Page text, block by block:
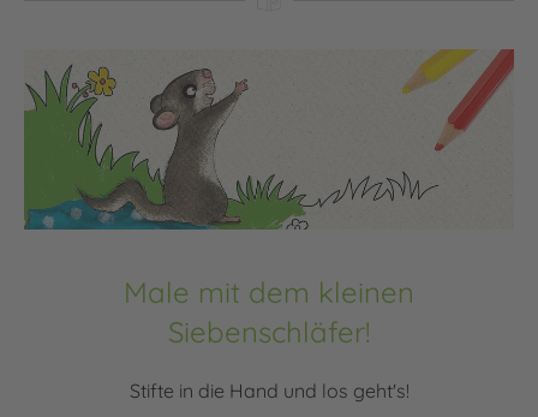
Male mit dem kleinen
Siebenschläfer!
Stifte in die Hand und los geht's!